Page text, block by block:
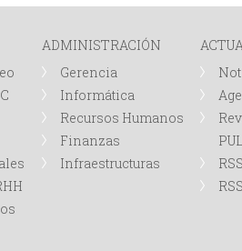
ADMINISTRACIÓN
Gerencia
Informática
Recursos Humanos
Finanzas
Infraestructuras